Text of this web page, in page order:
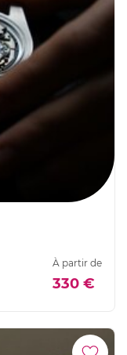
À partir de
330 €